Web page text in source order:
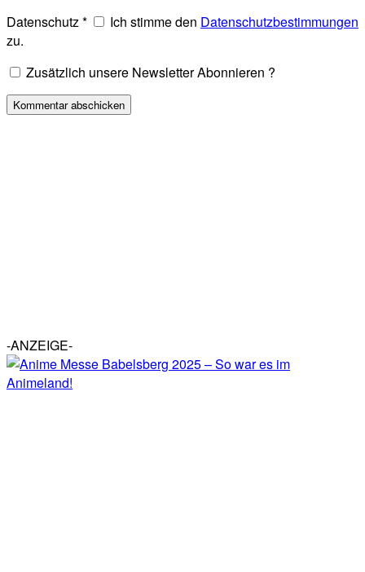
Datenschutz* Ich stimme den Datenschutzbestimmungen
zu.
Zusätzlich unsere Newsletter Abonnieren ?
-ANZEIGE-